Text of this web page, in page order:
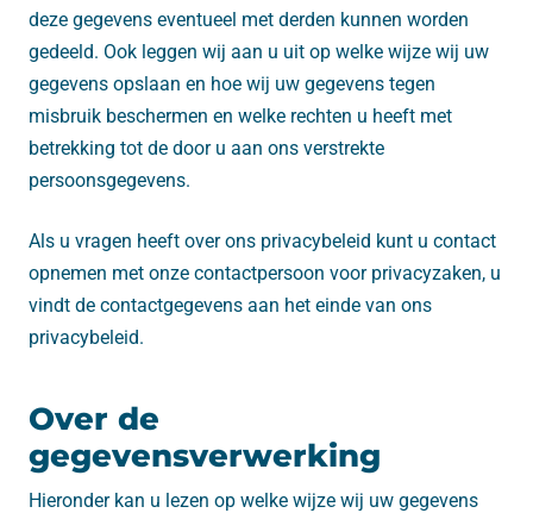
deze gegevens eventueel met derden kunnen worden
gedeeld. Ook leggen wij aan u uit op welke wijze wij uw
gegevens opslaan en hoe wij uw gegevens tegen
misbruik beschermen en welke rechten u heeft met
betrekking tot de door u aan ons verstrekte
persoonsgegevens.
Als u vragen heeft over ons privacybeleid kunt u contact
opnemen met onze contactpersoon voor privacyzaken, u
vindt de contactgegevens aan het einde van ons
privacybeleid.
Over de
gegevensverwerking
Hieronder kan u lezen op welke wijze wij uw gegevens